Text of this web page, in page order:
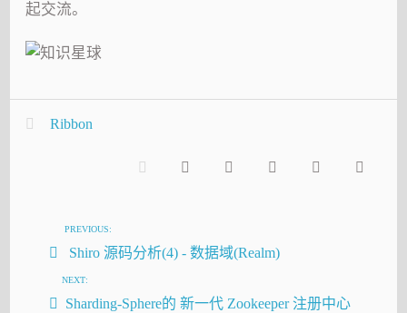
起交流。
Ribbon
PREVIOUS:
Shiro 源码分析(4) - 数据域(Realm)
NEXT:
Sharding-Sphere的 新一代 Zookeeper 注册中心